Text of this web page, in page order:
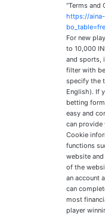
“Terms and
https://
For new
to 10,000
and sports,
filter with
specify the
English). If
betting
easy and
can provide
Cookie
functions
website
of the
an account
can
most
player